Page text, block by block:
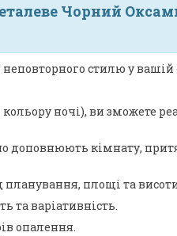
Чорний
стилю у вашій
ночі), ви зможете
доповнюють кімнату,
площі та висоти
та варіативність.
опалення.